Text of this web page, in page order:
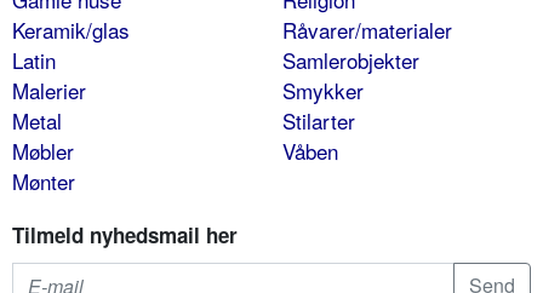
Keramik/glas
Latin
Malerier
Metal
Møbler
Mønter
Råvarer/materialer
Samlerobjekter
Smykker
Stilarter
Våben
Tilmeld nyhedsmail her